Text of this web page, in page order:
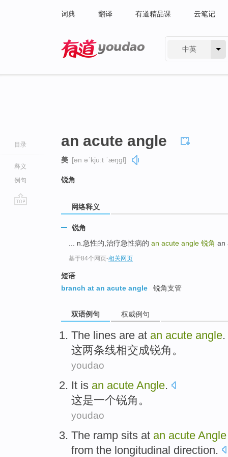
词典 翻译 有道精品课 云笔记
中英
目录
释义
例句
an acute angle
美 [ən əˈkjuːt ˈæŋɡl]
锐角
网络释义
锐角
... n.急性的,治疗急性病的 an acute angle 锐角 an
基于84个网页-相关网页
短语
branch at an acute angle
锐角支管
双语例句 权威例句
The lines are at an acute angle.
这两条线相交成锐角。
youdao
It is an acute Angle.
这是一个锐角 。
youdao
The ramp sits at an acute Angle
from the longitudinal direction.